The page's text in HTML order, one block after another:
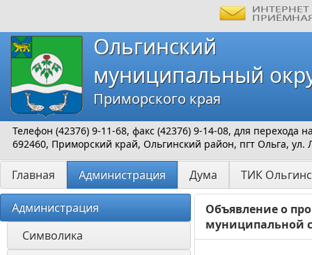
Ольгинский
муниципальный
Приморского края
Телефон (42376) 9-11-68, факс (42376) 9-14-08, для перехода
692460, Приморский край, Ольгинский район, пгт Ольга, ул.
Главная Администрация Дума ТИК
Администрация
Символика
Объявление о
муниципальной